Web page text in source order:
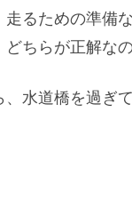
るための準備
ちらが正解なの
水道橋を過ぎ